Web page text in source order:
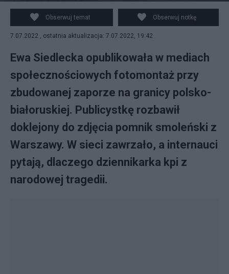
Fotomontaż pomnika smoleńskiej i zapory na granicy
polsko-białoruskiej.
Obserwuj temat Obserwuj notkę
7.07.2022 , ostatnia aktualizacja: 7.07.2022, 19:42
Ewa Siedlecka opublikowała w mediach
społecznościowych fotomontaż przy
zbudowanej zaporze na granicy polsko-
białoruskiej. Publicystkę rozbawił
doklejony do zdjęcia pomnik smoleński z
Warszawy. W sieci zawrzało, a internauci
pytają, dlaczego dziennikarka kpi z
narodowej tragedii.